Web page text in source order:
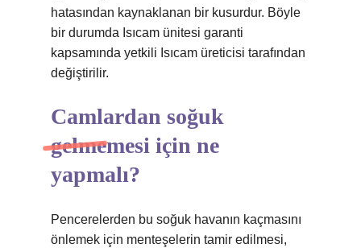
hatasından kaynaklanan bir kusurdur. Böyle
bir durumda Isıcam ünitesi garanti
kapsamında yetkili Isıcam üreticisi tarafından
değiştirilir.
Camlardan soğuk
gelmemesi için ne
yapmalı?
Pencerelerden bu soğuk havanın kaçmasını
önlemek için menteşelerin tamir edilmesi,